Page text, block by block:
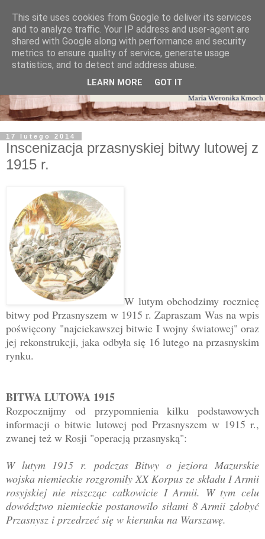
17 lutego 2014
Inscenizacja przasnyskiej bitwy lutowej z
1915 r.
W lutym obchodzimy rocznicę
bitwy pod Przasnyszem w 1915 r. Zapraszam Was na wpis
poświęcony "najciekawszej bitwie I wojny światowej" oraz
jej rekonstrukcji, jaka odbyła się 16 lutego na przasnyskim
rynku.
BITWA LUTOWA 1915
Rozpocznijmy od przypomnienia kilku podstawowych
informacji o bitwie lutowej pod Przasnyszem w 1915 r.,
zwanej też w Rosji "operacją przasnyską":
W lutym 1915 r. podczas Bitwy o jeziora Mazurskie
wojska niemieckie rozgromiły XX Korpus ze składu I Armii
rosyjskiej nie niszcząc całkowicie I Armii. W tym celu
dowództwo niemieckie postanowiło siłami 8 Armii zdobyć
Przasnysz i przedrzeć się w kierunku na Warszawę.
This site uses cookies from Google to deliver its services
and to analyze traffic. Your IP address and user-agent are
shared with Google along with performance and security
metrics to ensure quality of service, generate usage
statistics, and to detect and address abuse.
LEARN MORE GOT IT